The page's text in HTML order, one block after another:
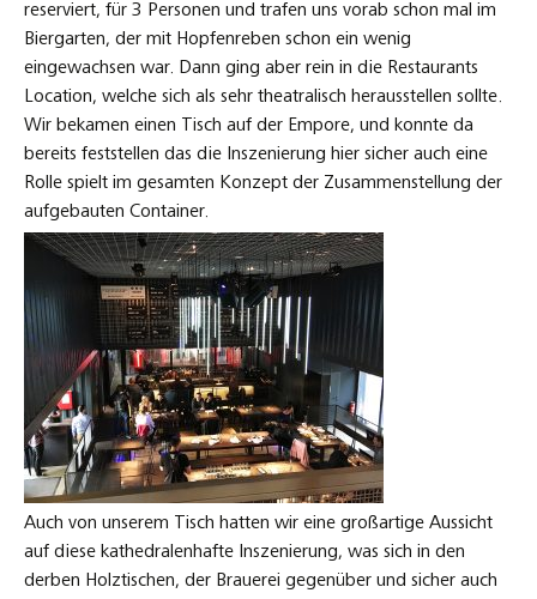
reserviert, für 3 Personen und trafen uns vorab schon mal im
Biergarten, der mit Hopfenreben schon ein wenig
eingewachsen war. Dann ging aber rein in die Restaurants
Location, welche sich als sehr theatralisch herausstellen sollte.
Wir bekamen einen Tisch auf der Empore, und konnte da
bereits feststellen das die Inszenierung hier sicher auch eine
Rolle spielt im gesamten Konzept der Zusammenstellung der
aufgebauten Container.
Auch von unserem Tisch hatten wir eine großartige Aussicht
auf diese kathedralenhafte Inszenierung, was sich in den
derben Holztischen, der Brauerei gegenüber und sicher auch